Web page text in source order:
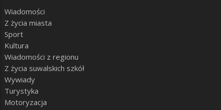
Wiadomości
Z życia miasta
Sport
Kultura
Wiadomości z regionu
Z życia suwalskich szkół
Wywiady
Turystyka
Motoryzacja